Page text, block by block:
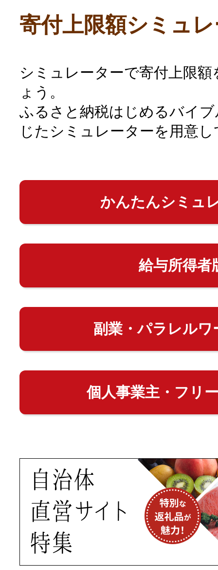
寄付上限額シミュ
シミュレーターで寄付上限
ょう。
ふるさと納税はじめるバイ
じたシミュレーターを用意
かんたんシミュ
給与所得者
副業・パラレルワ
個人事業主・フリ